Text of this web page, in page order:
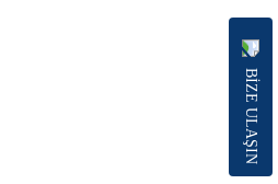
BİZE ULAŞIN